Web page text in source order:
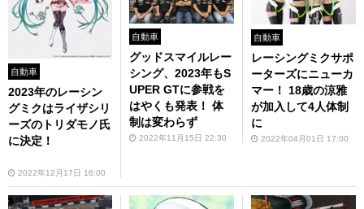
自動車
2023年のレーシン
グミクはライザシリ
ーズのトリダモノ氏
に決定！
2022年12月17日 16:00
自動車
グッドスマイルレー
シング、2023年もS
UPER GTに参戦を
はやくも発表！ 体
制は変わらず
2022年11月15日 22:30
自動車
レーシングミクサポ
ーターズにニューカ
マー！ 18歳の涼雅
が加入して4人体制
に
2022年04月01日 17:00